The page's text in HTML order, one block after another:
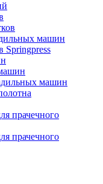
машин
Springpress
машин
прачечного
прачечного